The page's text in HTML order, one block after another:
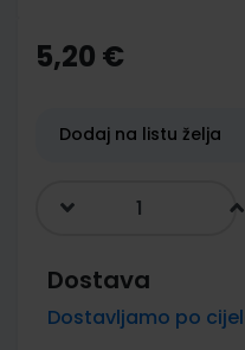
the
beginning
gallery
5,20 €
Dodaj na listu želja
Dostava
Dostavljamo po